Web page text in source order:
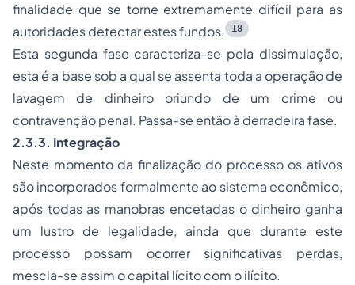
finalidade que se torne extremamente difícil para as
autoridades detectar estes fundos.
18
Esta segunda fase caracteriza-se pela dissimulação,
esta é a base sob a qual se assenta toda a operação de
lavagem de dinheiro oriundo de um crime ou
contravenção penal. Passa-se então à derradeira fase.
2.3.3. Integração
Neste momento da finalização do processo os ativos
são incorporados formalmente ao sistema econômico,
após todas as manobras encetadas o dinheiro ganha
um lustro de legalidade, ainda que durante este
processo possam ocorrer significativas perdas,
mescla-se assim o capital lícito com o ilícito.